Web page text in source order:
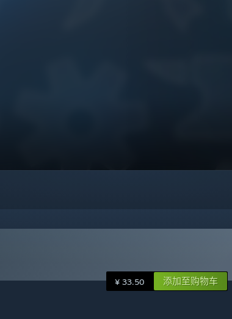
¥ 33.50 添加至购物车